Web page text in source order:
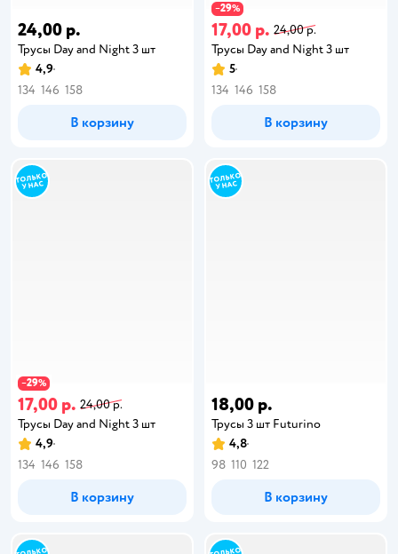
24,00 р.
Трусы Day and Night 3 шт
4,9
134 146 158
В корзину
−29%
17,00 р. 24,00 р.
Трусы Day and Night 3 шт
5
134 146 158
В корзину
−29%
17,00 р. 24,00 р.
Трусы Day and Night 3 шт
4,9
134 146 158
В корзину
18,00 р.
Трусы 3 шт Futurino
4,8
98 110 122
В корзину